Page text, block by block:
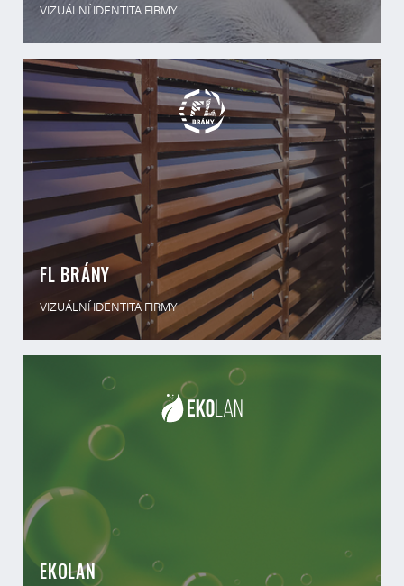
VIZUÁLNÍ IDENTITA FIRMY
FL BRÁNY
VIZUÁLNÍ IDENTITA FIRMY
EKOLAN